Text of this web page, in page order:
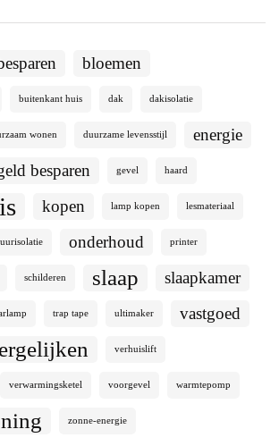
bloemen
buitenkant huis dak dakisolatie
wonen duurzame levensstijl energie
besparen gevel haard
kopen lamp kopen lesmateriaal
onderhoud printer
schilderen slaap slaapkamer
trap tape ultimaker vastgoed
verhuislift
verwarmingsketel voorgevel warmtepomp
zonne-energie